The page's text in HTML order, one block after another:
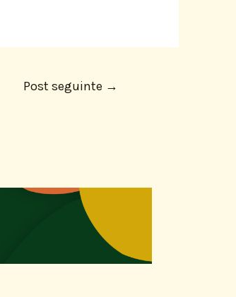
Post seguinte →